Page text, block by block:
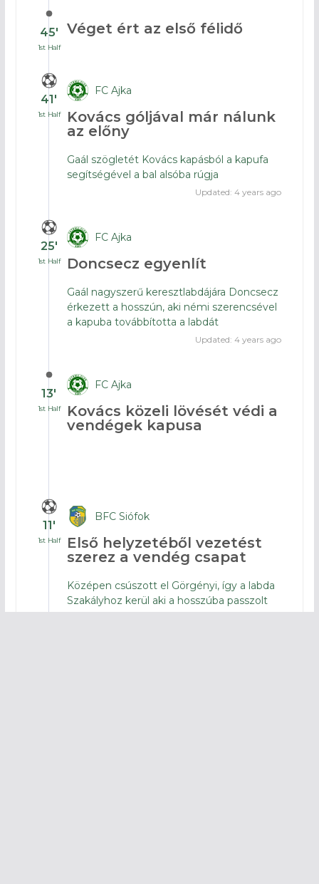
45′
1st Half
Véget ért az első félidő
41′
1st Half
FC Ajka
Kovács góljával már nálunk
az előny
Gaál szögletét Kovács kapásból a kapufa
segítségével a bal alsóba rúgja
Updated: 4 years ago
25′
1st Half
FC Ajka
Doncsecz egyenlít
Gaál nagyszerű keresztlabdájára Doncsecz
érkezett a hosszún, aki némi szerencsével
a kapuba továbbította a labdát
Updated: 4 years ago
13′
1st Half
FC Ajka
Kovács közeli lövését védi a
vendégek kapusa
11′
1st Half
BFC Siófok
Első helyzetéből vezetést
szerez a vendég csapat
Középen csúszott el Görgényi, így a labda
Szakályhoz kerül aki a hosszúba passzolt